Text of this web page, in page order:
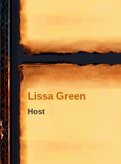
Lissa Green
Host